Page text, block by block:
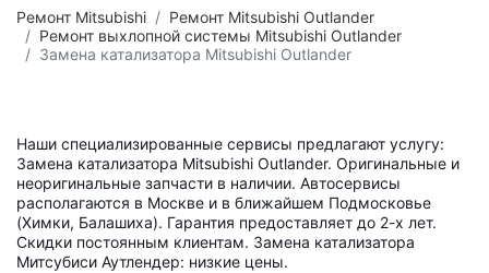
Ремонт Mitsubishi
Ремонт Mitsubishi Outlander
Ремонт выхлопной системы Mitsubishi Outlander
Замена катализатора Mitsubishi Outlander
Наши специализированные сервисы предлагают услугу:
Замена катализатора Mitsubishi Outlander. Оригинальные и
неоригинальные запчасти в наличии. Автосервисы
располагаются в Москве и в ближайшем Подмосковье
(Химки, Балашиха). Гарантия предоставляет до 2-х лет.
Скидки постоянным клиентам. Замена катализатора
Митсубиси Аутлендер: низкие цены.